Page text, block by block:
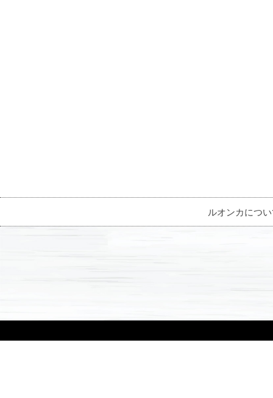
ルオンカについ